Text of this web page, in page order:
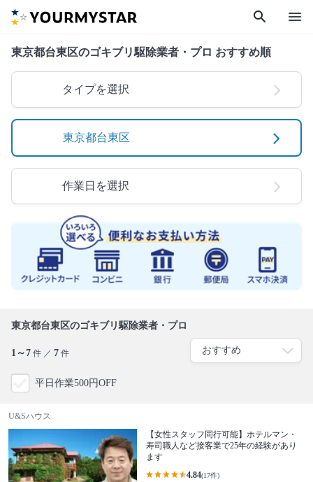
search menu
東京都台東区のゴキブリ駆除業者・プロ おすすめ順
タイプを選択
東京都台東区
作業日を選択
東京都台東区のゴキブリ駆除業者・プロ
1～7 件 ／ 7 件
平日作業500円OFF
U&Sハウス
【女性スタッフ同行可能】ホテルマン・
寿司職人など接客業で25年の経験があり
ます
4.84(17件)